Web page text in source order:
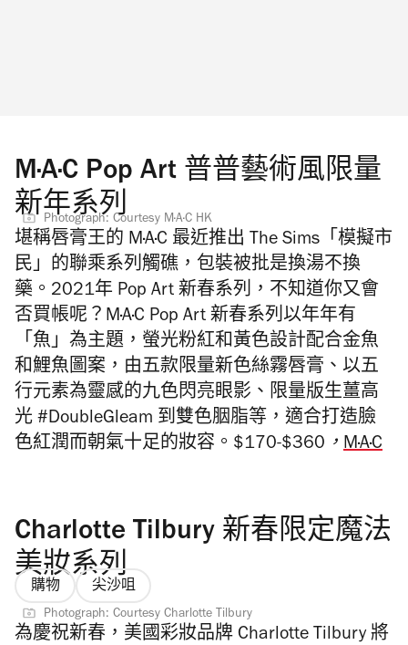
M·A·C Pop Art 普普藝術風限量
新年系列
Photograph: Courtesy M·A·C HK
堪稱唇膏王的 M·A·C 最近推出 The Sims「模擬市
民」的聯乘系列觸礁，包裝被批是換湯不換
藥。2021年 Pop Art 新春系列，不知道你又會
否買帳呢？M·A·C Pop Art 新春系列以年年有
「魚」為主題，螢光粉紅和黃色設計配合金魚
和鯉魚圖案，由五款限量新色絲霧唇膏、以五
行元素為靈感的九色閃亮眼影、限量版生薑高
光 #DoubleGleam 到雙色胭脂等，適合打造臉
色紅潤而朝氣十足的妝容。 $170-$360， M·A·C
Charlotte Tilbury 新春限定魔法
美妝系列
購物 尖沙咀
Photograph: Courtesy Charlotte Tilbury
為慶祝新春，美國彩妝品牌 Charlotte Tilbury 將